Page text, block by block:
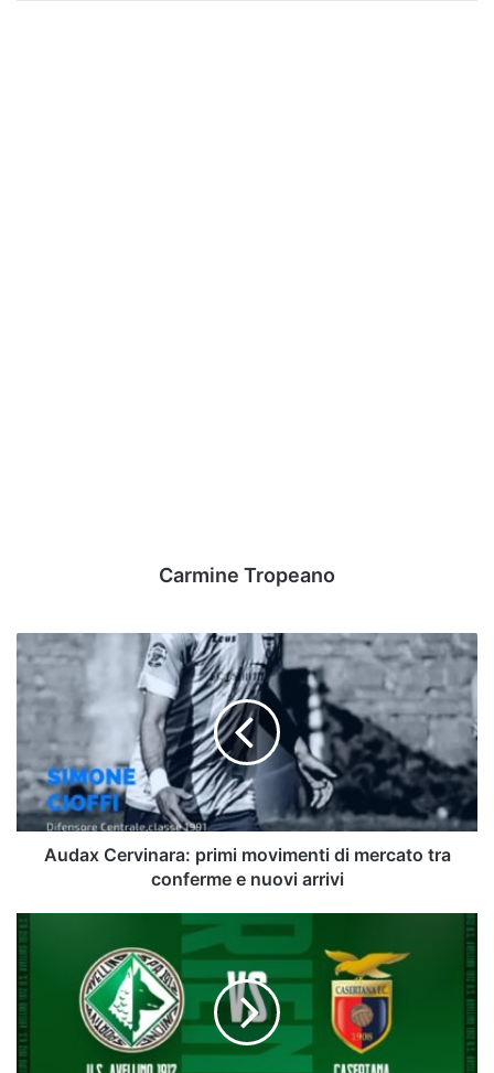
Carmine Tropeano
Audax
Cervinara:
primi
movimenti
mercato
tra
conferme
e
nuoviAudax Cervinara: primi movimenti di mercato tra
conferme e nuovi arrivi
Avellino
-
Casertana,
da
domani
al
via